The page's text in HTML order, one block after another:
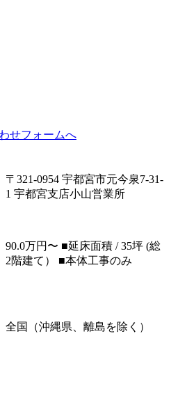
〒321-0954 宇都宮市元今泉7-31-
1 宇都宮支店小山営業所
90.0万円〜 ■延床面積 / 35坪 (総
2階建て） ■本体工事のみ
全国（沖縄県、離島を除く）